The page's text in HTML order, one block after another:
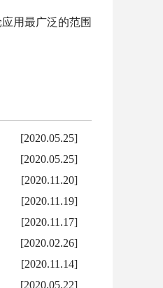
用最广泛的范围
[2020.05.25]
[2020.05.25]
[2020.11.20]
[2020.11.19]
[2020.11.17]
[2020.02.26]
[2020.11.14]
[2020.05.22]